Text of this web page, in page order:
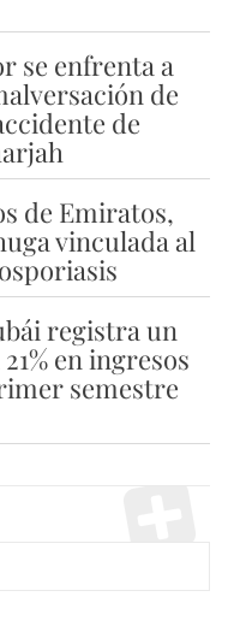
se enfrenta a
de
de
de Emiratos,
vinculada al
registra un
en ingresos
semestre